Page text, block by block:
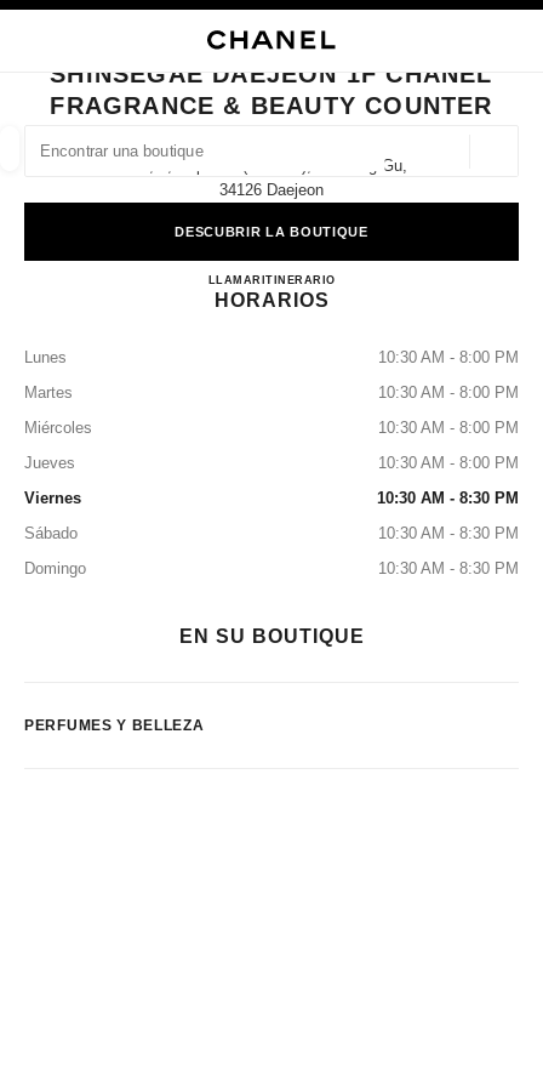
BUSCAR UNA BOUTIQUE
las sugerencias se muestran debajo de esta barra de búsqueda
0 Sugerencias disponibles
CERRAR TARJETA DE BOUTIQUE SHINSEGAE DAEJEON 1F CHANEL
SHINSEGAE DAEJEON 1F CHANEL
FRAGRANCE & BEAUTY COUNTER
1f, 1, Expo-Ro (tower 3), Yuseong-Gu,
34126 Daejeon
DESCUBRIR LA BOUTIQUE
LLAMAR+82 42 607 8156
ITINERARIOShinsegae Daejeon 1F
HORARIOS
Lunes
10:30 AM - 8:00 PM
Martes
10:30 AM - 8:00 PM
Miércoles
10:30 AM - 8:00 PM
Jueves
10:30 AM - 8:00 PM
Viernes
10:30 AM - 8:30 PM
Sábado
10:30 AM - 8:30 PM
Domingo
10:30 AM - 8:30 PM
EN SU BOUTIQUE
PERFUMES Y BELLEZA
filtros
resultado de los filtros por: